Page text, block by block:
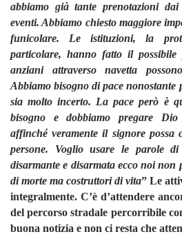
abbiamo già tante prenotazioni
eventi. Abbiamo chiesto maggiore
funicolare. Le istituzioni, la
particolare, hanno fatto il
anziani attraverso navetta
Abbiamo bisogno di pace nonostante
sia molto incerto. La pace però è
bisogno e dobbiamo pregare
affinché veramente il signore possa
persone. Voglio usare le parole
disarmante e disarmata ecco noi non
di morte ma costruttori di vita” Le
integralmente. C’è d’attendere
del percorso stradale percorribile
buona notizia e non ci resta che